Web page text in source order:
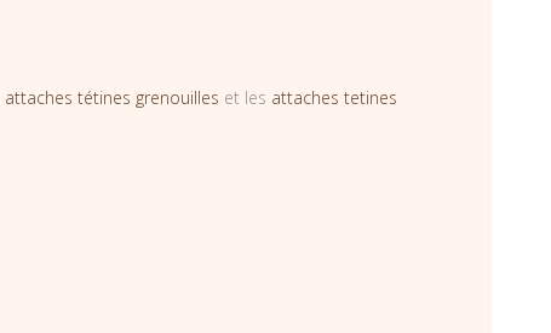
attaches tétines grenouilles et les attaches tetines